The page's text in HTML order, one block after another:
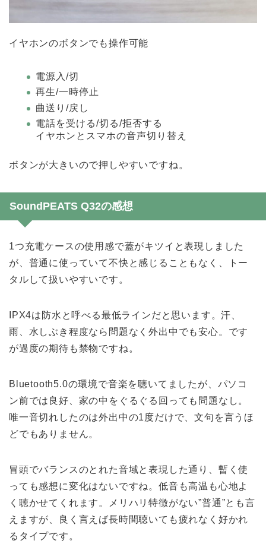
イヤホンのボタンでも操作可能
電源入/切
再生/一時停止
曲送り/戻し
電話を受ける/切る/拒否する
イヤホンとスマホの音声切り替え
ボタンが大きいので押しやすいですね。
SoundPEATS Q32の感想
1つ充電ケースの使用感で蓋がキツイと表現しました
が、普通に使っていて不快と感じることもなく、トー
タルして扱いやすいです。
IPX4は防水と呼べる最低ラインだと思います。汗、
雨、水しぶき程度なら問題なく外出中でも安心。です
が過度の期待も禁物ですね。
Bluetooth5.0の環境で音楽を聴いてましたが、パソコ
ン前では良好、家の中をぐるぐる回っても問題なし。
唯一音切れしたのは外出中の1度だけで、文句を言うほ
どでもありません。
冒頭でバランスのとれた音域と表現した通り、暫く使
っても感想に変化はないですね。低音も高温も心地よ
く聴かせてくれます。メリハリ特徴がない”普通”とも言
えますが、良く言えば長時間聴いても疲れなく好かれ
るタイプです。